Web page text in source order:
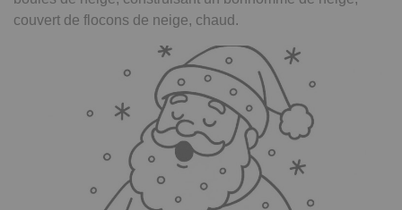
couvert de flocons de neige, chaud.